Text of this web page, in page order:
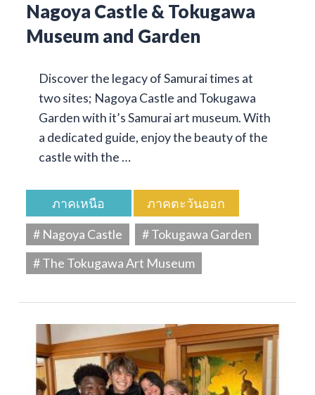
Nagoya Castle & Tokugawa
Museum and Garden
Discover the legacy of Samurai times at
two sites; Nagoya Castle and Tokugawa
Garden with it’s Samurai art museum. With
a dedicated guide, enjoy the beauty of the
castle with the …
ภาคเหนือ
ภาคตะวันออก
# Nagoya Castle
# Tokugawa Garden
# The Tokugawa Art Museum